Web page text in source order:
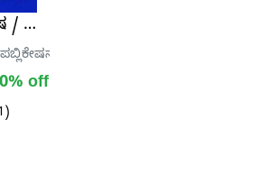
| ಗಣಿತ | ಮಾನಸಿಕ ಸಾಮರ್ಥ್ಯ |
/ ಮಹಿಳಾ ನೇಮಕಾತಿ ಪರೀಕ್ಷಾ ಕೈಪಿಡಿ|
off